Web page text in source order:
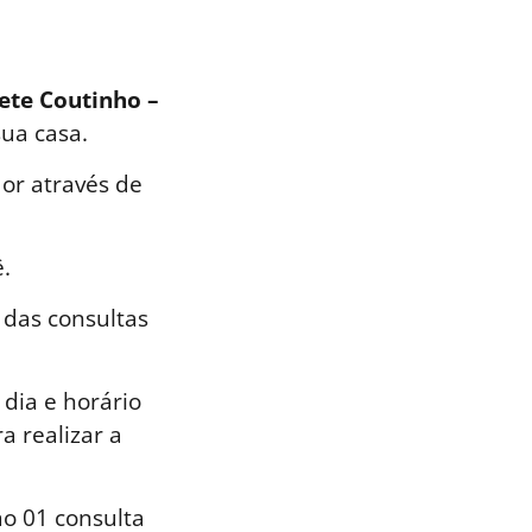
Coutinho –
casa.
através de
consultas
dia e horário
realizar a
01 consulta